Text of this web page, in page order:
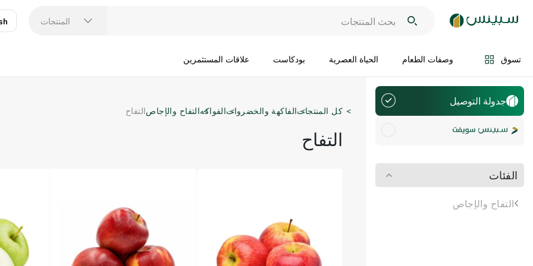
المنتجات
تسوق وصفات الطعام الحياة العصرية بودكاست علاقات المستثمرين
جدولة التوصيل
الفئات
التفاح والإجاص
كل المنتجاتالفاكهة والخضرواتالفواكهالتفاح والإجاصالتفاح
التفاح